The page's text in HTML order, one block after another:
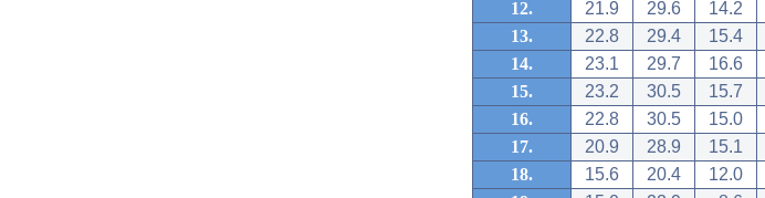
12.
21.9 29.6 14.2
13.
22.8 29.4 15.4
14.
23.1 29.7 16.6
15.
23.2 30.5 15.7
16.
22.8 30.5 15.0
17.
20.9 28.9 15.1
18.
15.6 20.4 12.0